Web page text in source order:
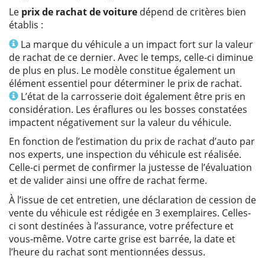
Le prix de rachat de voiture dépend de critères bien
établis :
Info
La marque du véhicule a un impact fort sur la valeur
de rachat de ce dernier. Avec le temps, celle-ci diminue
de plus en plus. Le modèle constitue également un
élément essentiel pour déterminer le prix de rachat.
Info
L’état de la carrosserie doit également être pris en
considération. Les éraflures ou les bosses constatées
impactent négativement sur la valeur du véhicule.
En fonction de l’estimation du prix de rachat d’auto par
nos experts, une inspection du véhicule est réalisée.
Celle-ci permet de confirmer la justesse de l’évaluation
et de valider ainsi une offre de rachat ferme.
À l’issue de cet entretien, une déclaration de cession de
vente du véhicule est rédigée en 3 exemplaires. Celles-
ci sont destinées à l’assurance, votre préfecture et
vous-même. Votre carte grise est barrée, la date et
l’heure du rachat sont mentionnées dessus.